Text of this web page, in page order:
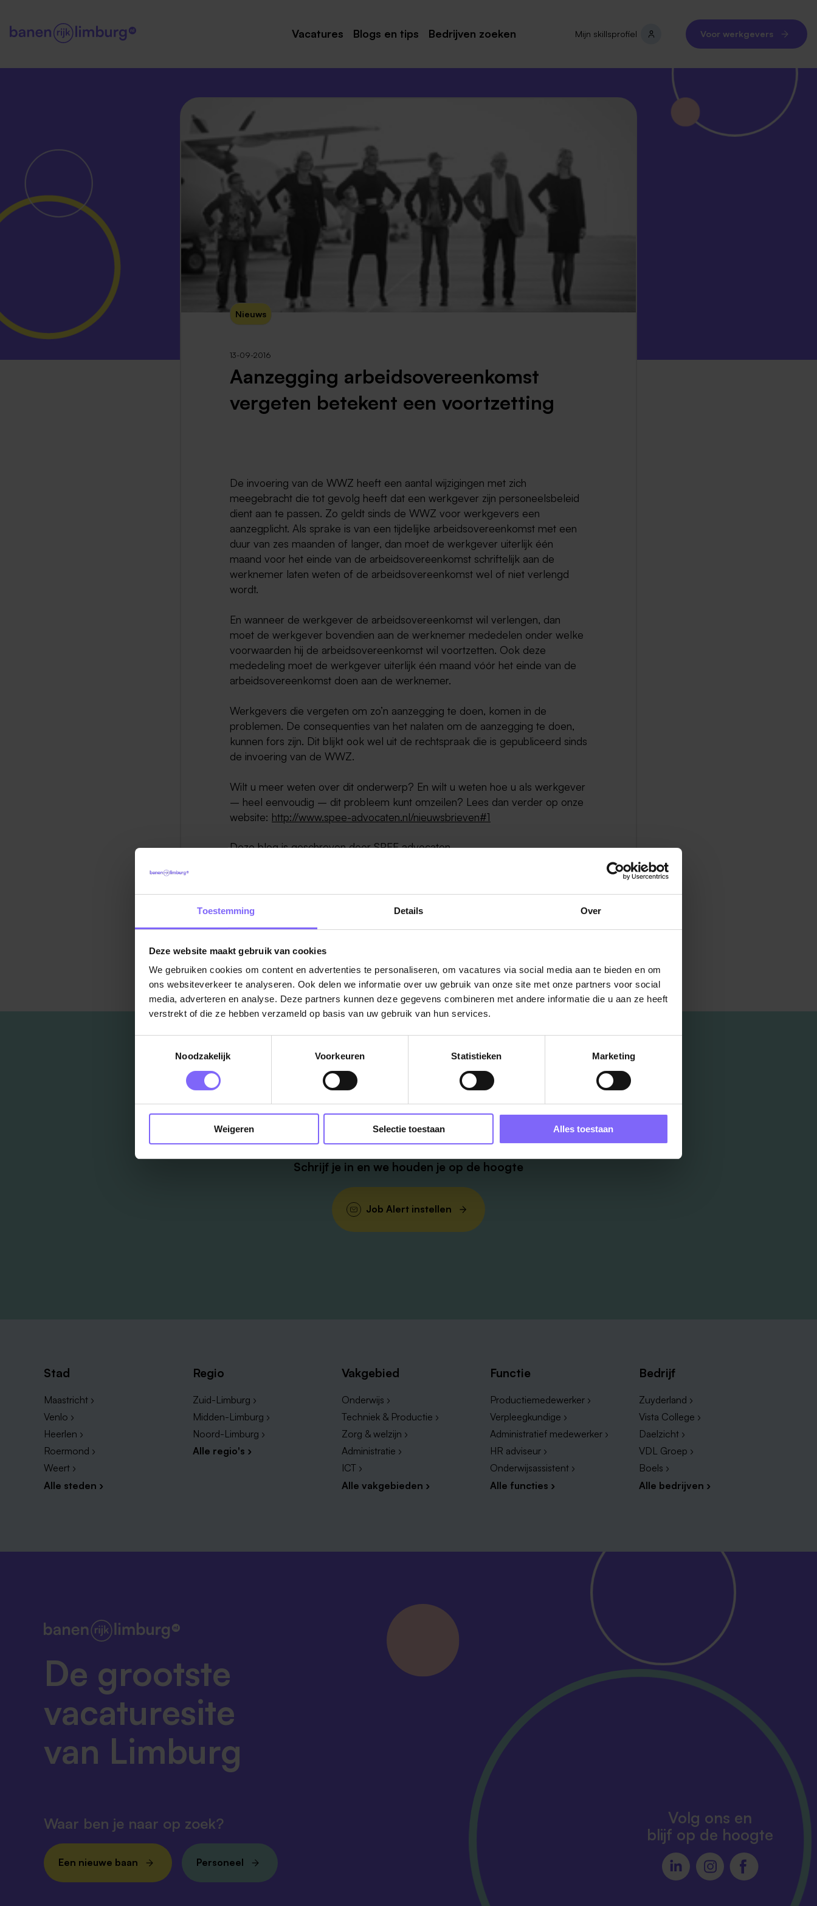
Toestemming Details Over
Deze website maakt gebruik van cookies
We gebruiken cookies om content en advertenties te personaliseren, om vacatures via social media aan te bieden en om
ons websiteverkeer te analyseren. Ook delen we informatie over uw gebruik van onze site met onze partners voor social
media, adverteren en analyse. Deze partners kunnen deze gegevens combineren met andere informatie die u aan ze heeft
verstrekt of die ze hebben verzameld op basis van uw gebruik van hun services.
Noodzakelijk
Voorkeuren Statistieken Marketing
Weigeren Selectie toestaan Alles toestaan
Vacatures
Maastricht
Roermond
Venray
Noord-Limburg
Midden-Limburg
Zuid-Limburg
Heerlen
Blogs en tips Bedrijven zoeken Mijn skillsprofiel Voor werkgevers
Nieuws
13-09-2016
Aanzegging arbeidsovereenkomst
vergeten betekent een voortzetting
De invoering van de WWZ heeft een aantal wijzigingen met zich
meegebracht die tot gevolg heeft dat een werkgever zijn personeelsbeleid
dient aan te passen. Zo geldt sinds de WWZ voor werkgevers een
aanzegplicht. Als sprake is van een tijdelijke arbeidsovereenkomst met een
duur van zes maanden of langer, dan moet de werkgever uiterlijk één
maand voor het einde van de arbeidsovereenkomst schriftelijk aan de
werknemer laten weten of de arbeidsovereenkomst wel of niet verlengd
wordt.
En wanneer de werkgever de arbeidsovereenkomst wil verlengen, dan
moet de werkgever bovendien aan de werknemer mededelen onder welke
voorwaarden hij de arbeidsovereenkomst wil voortzetten. Ook deze
mededeling moet de werkgever uiterlijk één maand vóór het einde van de
arbeidsovereenkomst doen aan de werknemer.
Werkgevers die vergeten om zo’n aanzegging te doen, komen in de
problemen. De consequenties van het nalaten om de aanzegging te doen,
kunnen fors zijn. Dit blijkt ook wel uit de rechtspraak die is gepubliceerd sinds
de invoering van de WWZ.
Wilt u meer weten over dit onderwerp? En wilt u weten hoe u als werkgever
– heel eenvoudig – dit probleem kunt omzeilen? Lees dan verder op onze
website: http://www.spee-advocaten.nl/nieuwsbrieven#1
Deze blog is geschreven doorSPEE advocaten
Vacatures
in je mailbox?
Schrijf je in en we houden je op de hoogte
Job Alert instellen
Stad
Maastricht ›
Venlo ›
Heerlen ›
Roermond ›
Weert ›
Alle steden ›
Regio
Zuid-Limburg ›
Midden-Limburg ›
Noord-Limburg ›
Alle regio's ›
Vakgebied
Onderwijs ›
Techniek & Productie ›
Zorg & welzijn ›
Administratie ›
ICT ›
Alle vakgebieden ›
Functie
Productiemedewerker ›
Verpleegkundige ›
Administratief medewerker ›
HR adviseur ›
Onderwijsassistent ›
Alle functies ›
Bedrijf
Zuyderland ›
Vista College ›
Daelzicht ›
VDL Groep ›
Boels ›
Alle bedrijven ›
De grootste
vacaturesite
van Limburg
Waar ben je naar op zoek?
Een nieuwe baan Personeel
Volg ons en
blijf op de hoogte